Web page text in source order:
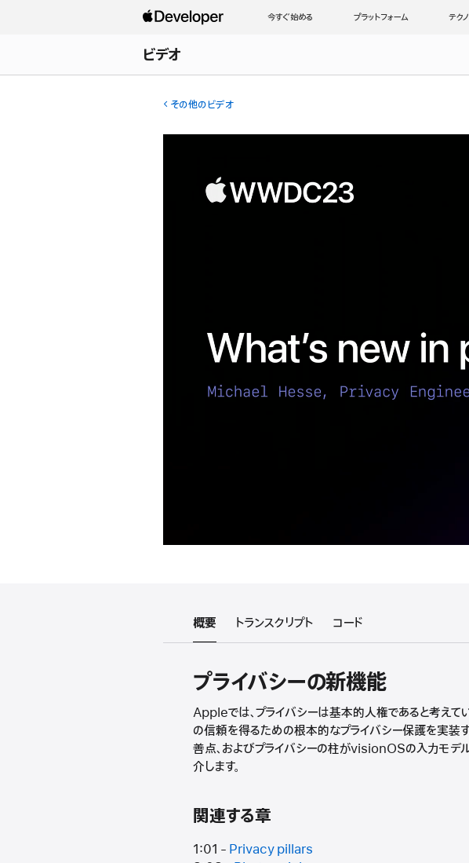
今すぐ始める プラットフォーム テク
ビデオ
その他のビデオ
概要 トランスクリプト コード
プライバシーの新機能
Appleでは、プライバシーは基本的人権であると考えて
の信頼を得るための根本的なプライバシー保護を実装
善点、およびプライバシーの柱がvisionOSの入力モデ
介します。
関連する章
1:01 - Privacy pillars